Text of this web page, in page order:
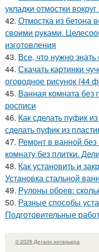
укладки отмостки
42. Отмостка из бетона
своими руками.
изготовления
43. Все, что нужно
44. Скачать картинки
огородное рисунок (44
45. Ванная комната без
росписи
46. Как сделать пуфик
сделать пуфик из
47. Ремонт в ванной без
комнату без плитки.
48. Как установить и
Установка стальной
49. Рулоны обоев:
50. Разные способы
Подготовительные
© 2026 Детали интерьера